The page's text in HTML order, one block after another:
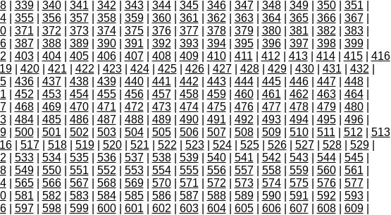
| 339| 340| 341 342 343| 344| 345| 346| 347| 348| 349| 350| 351
| 355| 356| 357| 358| 359| 360| 361 362 363| 364| 365| 366| 367|
| 371 372 373| 374| 375| 376| 377| 378| 379| 380| 381 382 383|
| 387| 388| 389| 390| 391 392 393| 394| 395| 396| 397| 398| 399|
403| 404| 405| 406| 407| 408| 409| 410| 411 412 413| 414| 415| 416
| 420| 421 422 423| 424| 425| 426| 427| 428| 429| 430| 431 432
| 436| 437| 438| 439| 440| 441 442 443| 444| 445| 446| 447| 448|
452 453| 454| 455| 456| 457| 458| 459| 460| 461 462 463| 464|
| 468| 469| 470| 471 472 473| 474| 475| 476| 477| 478| 479| 480|
| 484| 485| 486| 487| 488| 489| 490| 491 492 493| 494| 495| 496|
| 500| 501 502 503| 504| 505| 506| 507| 508| 509| 510| 511 512
513
| 517| 518| 519| 520| 521 522 523| 524| 525| 526| 527| 528| 529|
533| 534| 535| 536| 537| 538| 539| 540| 541 542 543| 544| 545|
| 549| 550| 551 552 553| 554| 555| 556| 557| 558| 559| 560| 561
| 565| 566| 567| 568| 569| 570| 571 572 573| 574| 575| 576| 577|
| 581 582 583| 584| 585| 586| 587| 588| 589| 590| 591 592 593|
| 597| 598| 599| 600| 601 602 603| 604| 605| 606| 607| 608| 609|